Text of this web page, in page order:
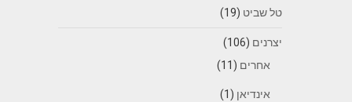
טל שביט (19)
יצרנים (106)
אחרים (11)
אינדיאן (1)